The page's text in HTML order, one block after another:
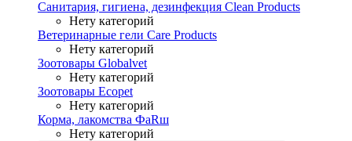
Санитария, гигиена, дезинфекция Clean Products
Нету категорий
Ветеринарные гели Care Products
Нету категорий
Зоотовары Globalvet
Нету категорий
Зоотовары Ecopet
Нету категорий
Корма, лакомства ФaRш
Нету категорий